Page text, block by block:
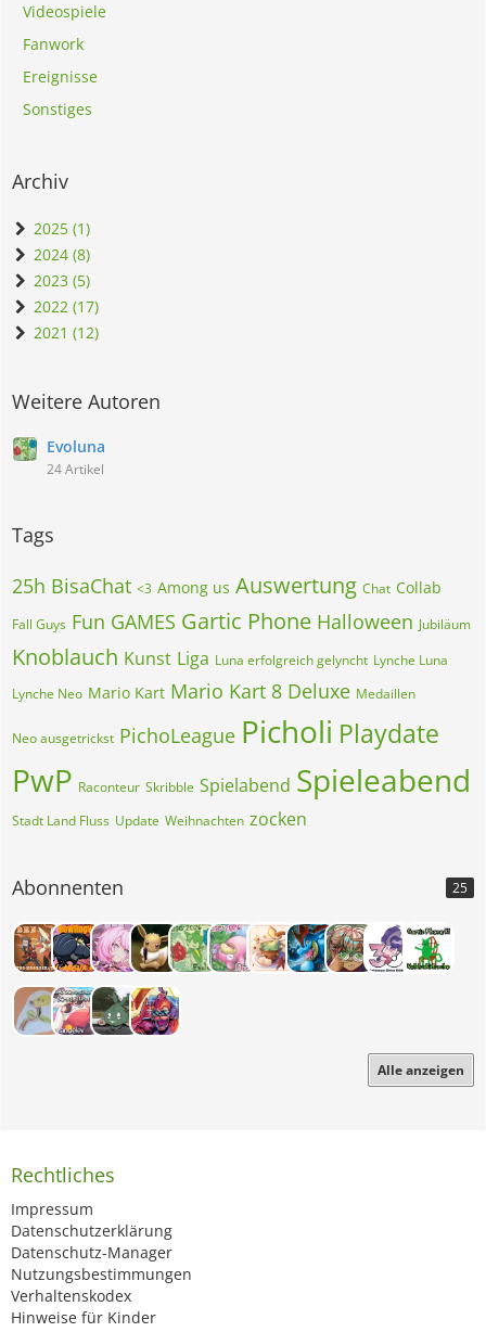
Videospiele
Fanwork
Ereignisse
Sonstiges
Archiv
2025 (1)
2024 (8)
2023 (5)
2022 (17)
2021 (12)
Weitere Autoren
Evoluna
24 Artikel
Tags
25h BisaChat <3 Among us Auswertung Chat Collab
Fall Guys Fun GAMES Gartic Phone Halloween Jubiläum
Knoblauch Kunst Liga Luna erfolgreich gelyncht Lynche Luna
Lynche Neo Mario Kart Mario Kart 8 Deluxe Medaillen
Neo ausgetrickst PichoLeague Picholi Playdate
PwP Raconteur Skribble Spielabend Spieleabend
Stadt Land Fluss Update Weihnachten zocken
Abonnenten 25
Alle anzeigen
Rechtliches
Impressum
Datenschutzerklärung
Datenschutz-Manager
Nutzungsbestimmungen
Verhaltenskodex
Hinweise für Kinder